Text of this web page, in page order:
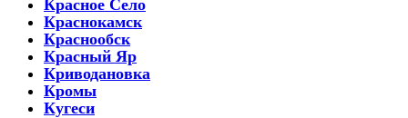
Красное Село
Краснокамск
Краснообск
Красный Яр
Криводановка
Кромы
Кугеси